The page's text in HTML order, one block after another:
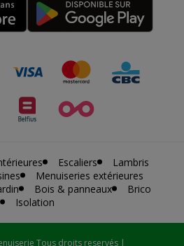
Escaliers
Lambris
Menuiseries extérieures
Bois & panneaux
Brico
Isolation
Tous droits reservés |